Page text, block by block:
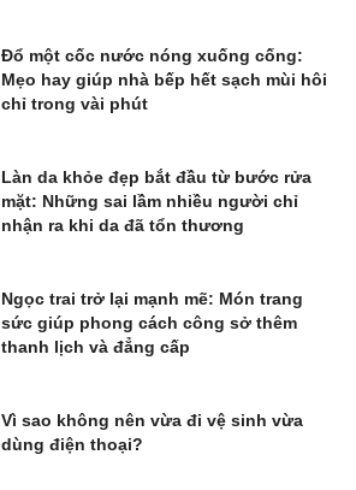
Đổ một cốc nước nóng xuống cống:
Mẹo hay giúp nhà bếp hết sạch mùi hôi
chỉ trong vài phút
Làn da khỏe đẹp bắt đầu từ bước rửa
mặt: Những sai lầm nhiều người chỉ
nhận ra khi da đã tổn thương
Ngọc trai trở lại mạnh mẽ: Món trang
sức giúp phong cách công sở thêm
thanh lịch và đẳng cấp
Vì sao không nên vừa đi vệ sinh vừa
dùng điện thoại?